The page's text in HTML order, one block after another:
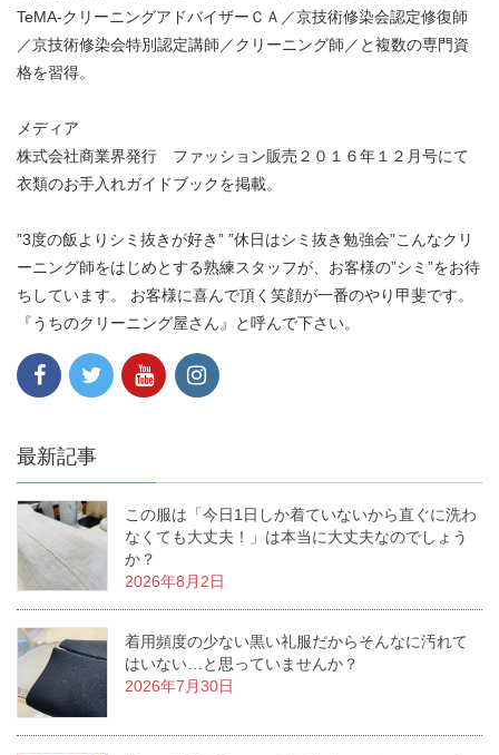
TeMA-クリーニングアドバイザーＣＡ／京技術修染会認定修復師
／京技術修染会特別認定講師／クリーニング師／と複数の専門資
格を習得。
メディア
株式会社商業界発行 ファッション販売２０１６年１２月号にて
衣類のお手入れガイドブックを掲載。
”3度の飯よりシミ抜きが好き” ”休日はシミ抜き勉強会”こんなクリ
ーニング師をはじめとする熟練スタッフが、お客様の”シミ”をお待
ちしています。 お客様に喜んで頂く笑顔が一番のやり甲斐です。
『うちのクリーニング屋さん』と呼んで下さい。
最新記事
この服は「今日1日しか着ていないから直ぐに洗わ
なくても大丈夫！」は本当に大丈夫なのでしょう
か？
2026年8月2日
着用頻度の少ない黒い礼服だからそんなに汚れて
はいない…と思っていませんか？
2026年7月30日